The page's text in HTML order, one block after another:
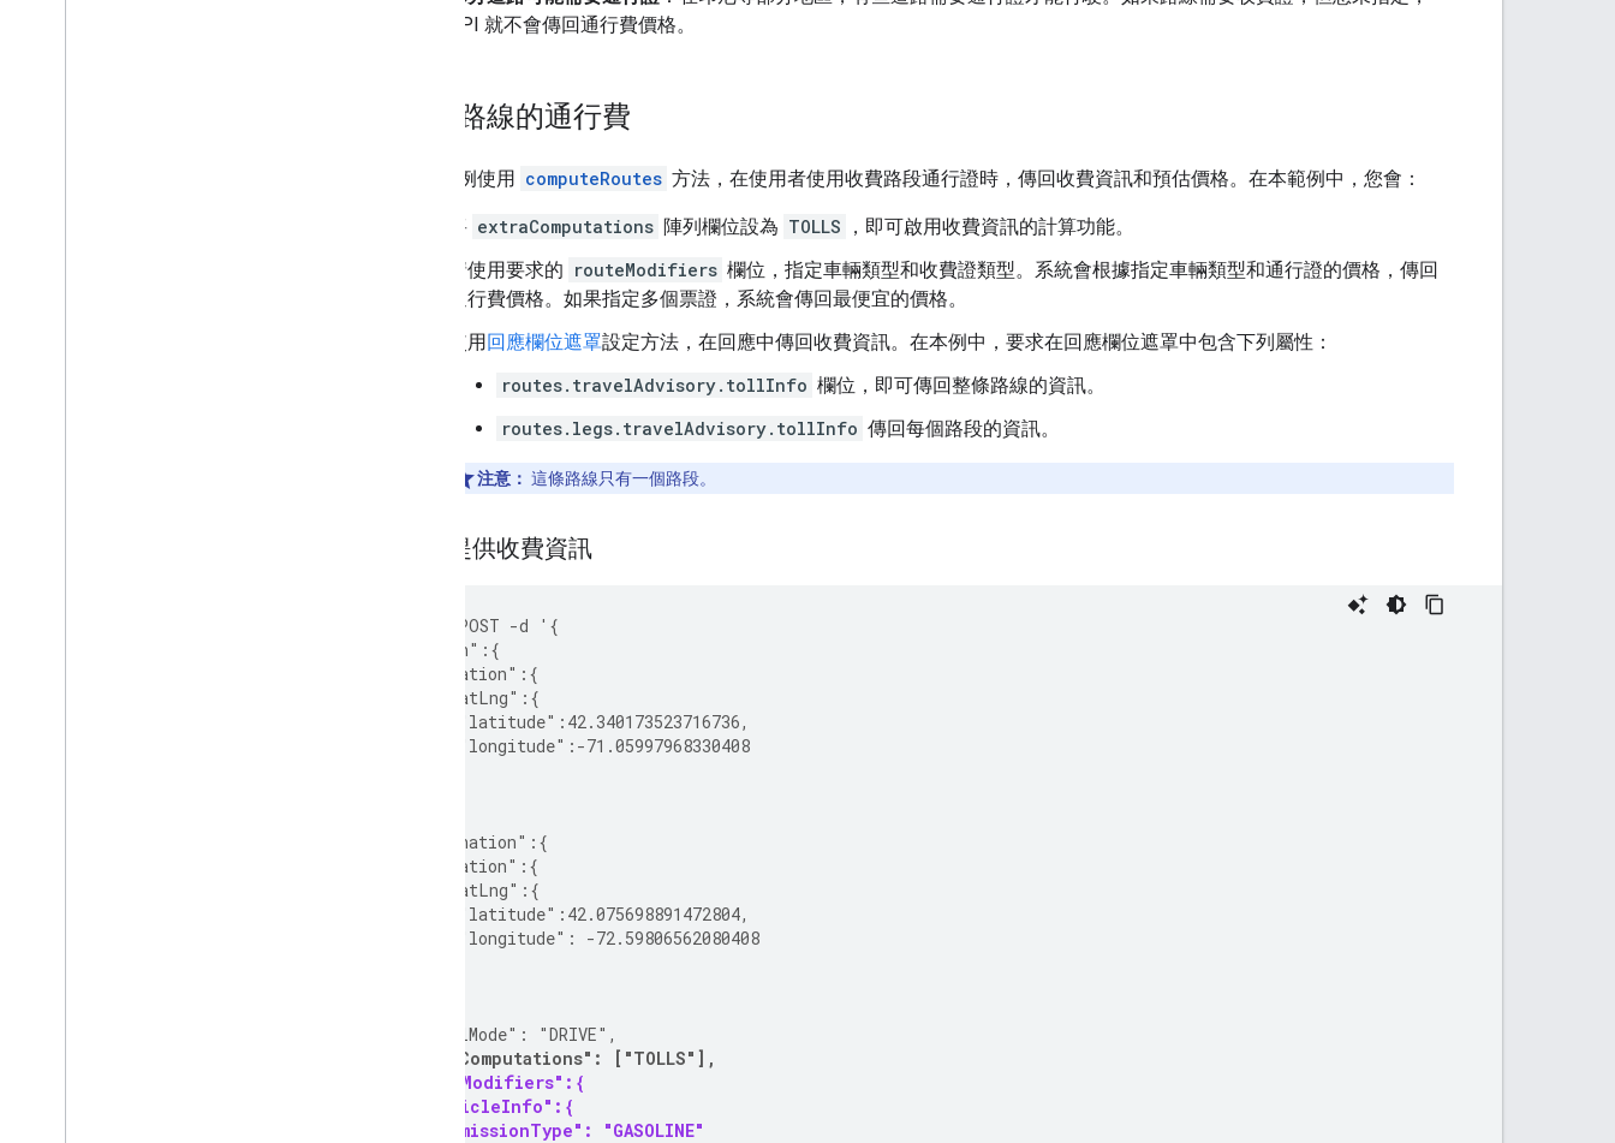
API 就不會傳回通行費價格。
計算路線的通行費
以下範例使用 computeRoutes 方法，在使用者使用收費路段通行證時，傳回收費資訊和預估價格。在本範例中，您會：
將 extraComputations 陣列欄位設為 TOLLS
，即可啟用收費資訊的計算功能。
請使用要求的 routeModifiers 欄位，指定車輛類型和收費證類型。系統會根據指定車輛類型和通行證的價格，傳回
通行費價格。如果指定多個票證，系統會傳回最便宜的價格。
使用回應欄位遮罩設定方法，在回應中傳回收費資訊。在本例中，要求在回應欄位遮罩中包含下列屬性：
routes.travelAdvisory.tollInfo 欄位，即可傳回整條路線的資訊。
routes.legs.travelAdvisory.tollInfo 傳回每個路段的資訊。
注意： 這條路線只有一個路段。
要求提供收費資訊
curl -X POST -d '{
  "origin":{
    "location":{
      "latLng":{
        "latitude":42.340173523716736,
        "longitude":-71.05997968330408
  "destination":{
    "location":{
      "latLng":{
        "latitude":42.075698891472804,
        "longitude": -72.59806562080408
  "travelMode": "DRIVE",
"extraComputations": ["TOLLS"],
  "routeModifiers":{
    "vehicleInfo":{
      "emissionType": "GASOLINE"